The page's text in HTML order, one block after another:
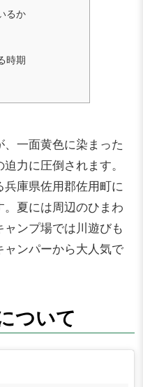
るか
時期
一面黄色に染まった
力に圧倒されます。
庫県佐用郡佐用町に
夏には周辺のひまわ
ンプ場では川遊びも
ンパーから大人気で
ついて